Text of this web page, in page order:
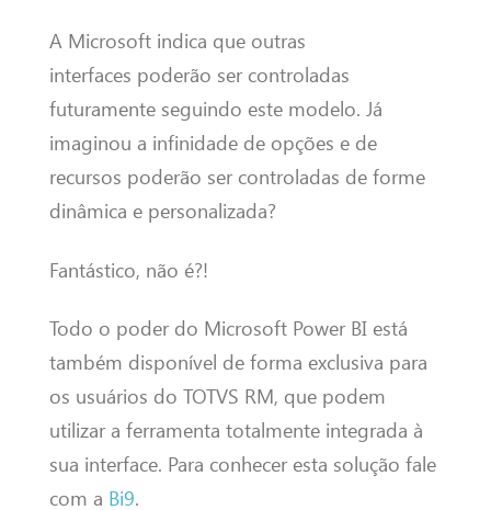
A Microsoft indica que outras
interfaces poderão ser controladas
futuramente seguindo este modelo. Já
imaginou a infinidade de opções e de
recursos poderão ser controladas de forme
dinâmica e personalizada?
Fantástico, não é?!
Todo o poder do Microsoft Power BI está
também disponível de forma exclusiva para
os usuários do TOTVS RM, que podem
utilizar a ferramenta totalmente integrada à
sua interface. Para conhecer esta solução fale
com a Bi9.